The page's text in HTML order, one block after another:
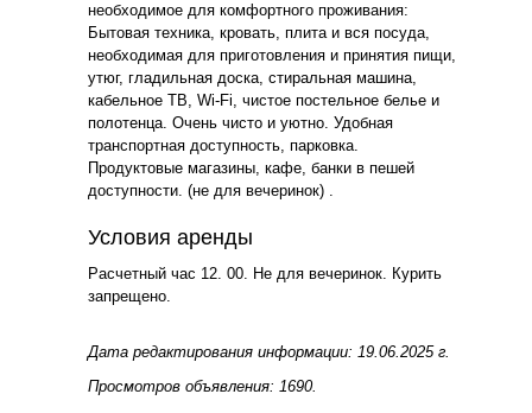
необходимое для комфортного проживания:
Бытовая техника, кровать, плита и вся посуда,
необходимая для приготовления и принятия пищи,
утюг, гладильная доска, стиральная машина,
кабельное ТВ, Wi-Fi, чистое постельное белье и
полотенца. Очень чисто и уютно. Удобная
транспортная доступность, парковка.
Продуктовые магазины, кафе, банки в пешей
доступности. (не для вечеринок) .
Условия аренды
Расчетный час 12. 00. Не для вечеринок. Курить
запрещено.
Дата редактирования информации: 19.06.2025 г.
Просмотров объявления: 1690.